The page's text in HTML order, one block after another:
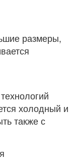
размеры,
холодный и
также с